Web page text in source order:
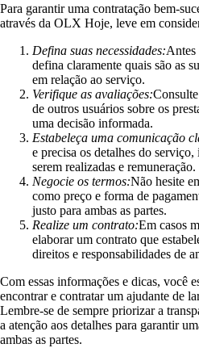
Para garantir uma contratação bem-
através da OLX Hoje, leve em
Defina suas necessidades:Antes
defina claramente quais são as
em relação ao serviço.
Verifique as avaliações:
de outros usuários sobre os
uma decisão informada.
Estabeleça uma comunicação
e precisa os detalhes do
serem realizadas e remuneração.
Negocie os termos:Não hesite
como preço e forma de
justo para ambas as partes.
Realize um contrato:Em casos
elaborar um contrato que
direitos e responsabilidades de
Com essas informações e dicas, você
encontrar e contratar um ajudante de
Lembre-se de sempre priorizar a
a atenção aos detalhes para garantir
ambas as partes.